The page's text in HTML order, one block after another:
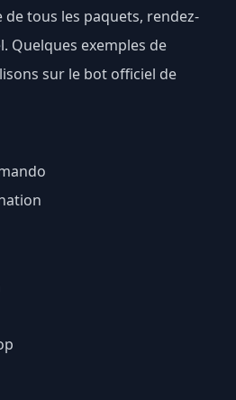
tous les paquets, rendez-
. Quelques exemples de
sur le bot officiel de